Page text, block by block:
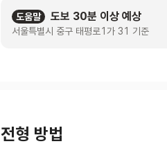
도움말 도보 30분 이상 예상
서울특별시 중구 태평로1가 31 기준
전형 방법